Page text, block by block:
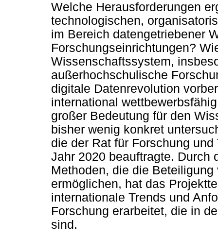
Welche Herausforderungen
technologischen,
im Bereich datengetriebener
Forschungseinrichtungen?
Wissenschaftssystem,
außerhochschulische
digitale Datenrevolution
international
großer Bedeutung für den
bisher wenig konkret
die der Rat für Forschung
Jahr 2020 beauftragte. Durch
Methoden, die die
ermöglichen, hat das
internationale Trends und
Forschung erarbeitet, die in
sind.